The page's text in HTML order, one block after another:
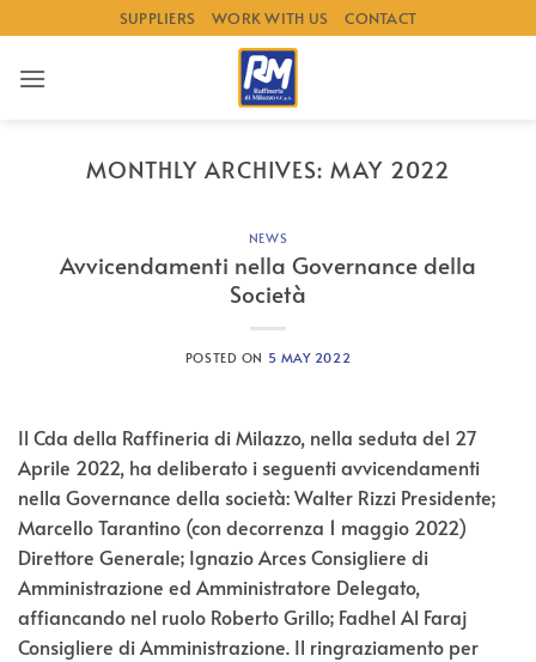
to
content
SUPPLIERS WORK WITH US CONTACT
MONTHLY ARCHIVES:MAY 2022
NEWS
Avvicendamenti nella Governance della
Società
POSTED ON 5 MAY 2022
Il Cda della Raffineria di Milazzo, nella seduta del 27
Aprile 2022, ha deliberato i seguenti avvicendamenti
nella Governance della società: Walter Rizzi Presidente;
Marcello Tarantino (con decorrenza 1 maggio 2022)
Direttore Generale; Ignazio Arces Consigliere di
Amministrazione ed Amministratore Delegato,
affiancando nel ruolo Roberto Grillo; Fadhel Al Faraj
Consigliere di Amministrazione. Il ringraziamento per